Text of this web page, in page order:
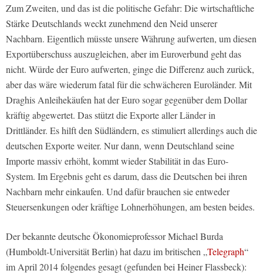
Zum Zweiten, und das ist die politische Gefahr: Die wirtschaftliche
Stärke Deutschlands weckt zunehmend den Neid unserer
Nachbarn. Eigentlich müsste unsere Währung aufwerten, um diesen
Exportüberschuss auszugleichen, aber im Euroverbund geht das
nicht. Würde der Euro aufwerten, ginge die Differenz auch zurück,
aber das wäre wiederum fatal für die schwächeren Euroländer. Mit
Draghis Anleihekäufen hat der Euro sogar gegenüber dem Dollar
kräftig abgewertet. Das stützt die Exporte aller Länder in
Drittländer. Es hilft den Südländern, es stimuliert allerdings auch die
deutschen Exporte weiter. Nur dann, wenn Deutschland seine
Importe massiv erhöht, kommt wieder Stabilität in das Euro-
System. Im Ergebnis geht es darum, dass die Deutschen bei ihren
Nachbarn mehr einkaufen. Und dafür brauchen sie entweder
Steuersenkungen oder kräftige Lohnerhöhungen, am besten beides.
Der bekannte deutsche Ökonomieprofessor Michael Burda
(Humboldt-Universität Berlin) hat dazu im britischen „Telegraph“
im April 2014 folgendes gesagt (gefunden bei Heiner Flassbeck):